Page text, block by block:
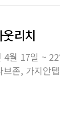
리치
4월 17일 ~ 22
브존, 가지안